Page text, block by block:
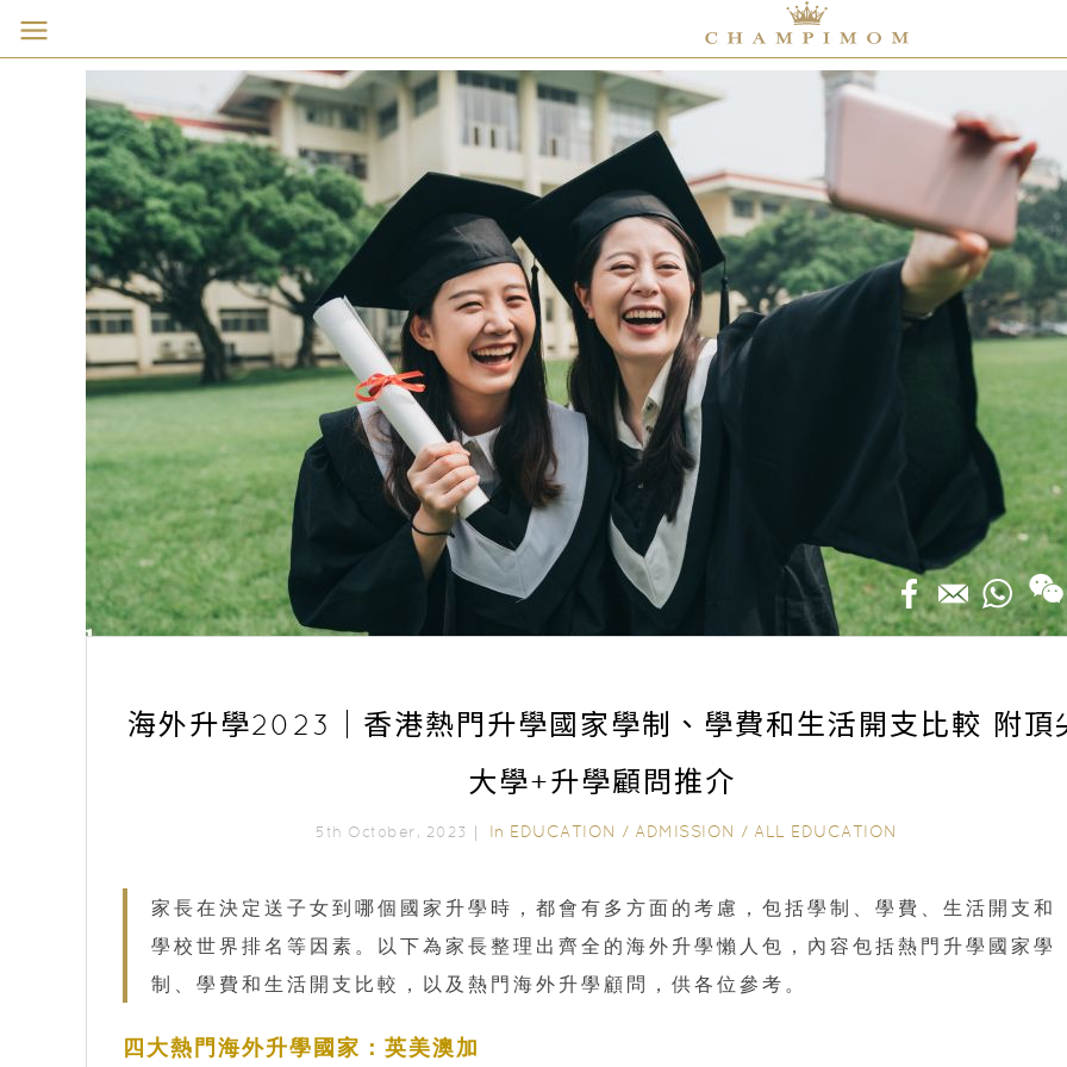
海外升學2023｜香港熱門升學國家學制、學費和生活開支比較 附頂
大學+升學顧問推介
5th October, 2023｜ In EDUCATION / ADMISSION / ALL EDUCATION
家長在決定送子女到哪個國家升學時，都會有多方面的考慮，包括學制、學費、生活開支和
學校世界排名等因素。以下為家長整理出齊全的海外升學懶人包，內容包括熱門升學國家學
制、學費和生活開支比較，以及熱門海外升學顧問，供各位參考。
四大熱門海外升學國家：英美澳加